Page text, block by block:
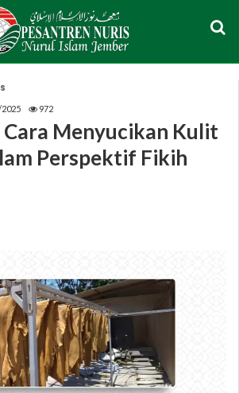
972
Cara Menyucikan Kulit
Perspektif Fikih